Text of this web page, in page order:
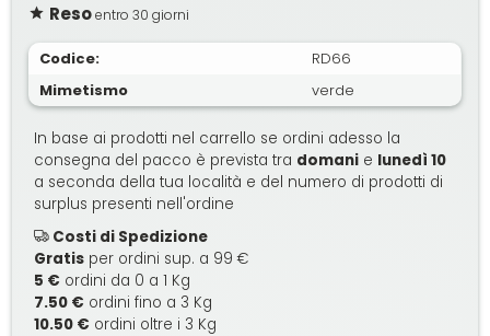
Resoentro 30 giorni
Codice:
RD66
Mimetismo
verde
In base ai prodotti nel carrello se ordini adesso la
consegna del pacco è prevista tra domani e lunedì 10
a seconda della tua località e del numero di prodotti di
surplus presenti nell'ordine
Costi di Spedizione
Gratis per ordini sup. a 99 €
5 € ordini da 0 a 1 Kg
7.50 € ordini fino a 3 Kg
10.50 € ordini oltre i 3 Kg